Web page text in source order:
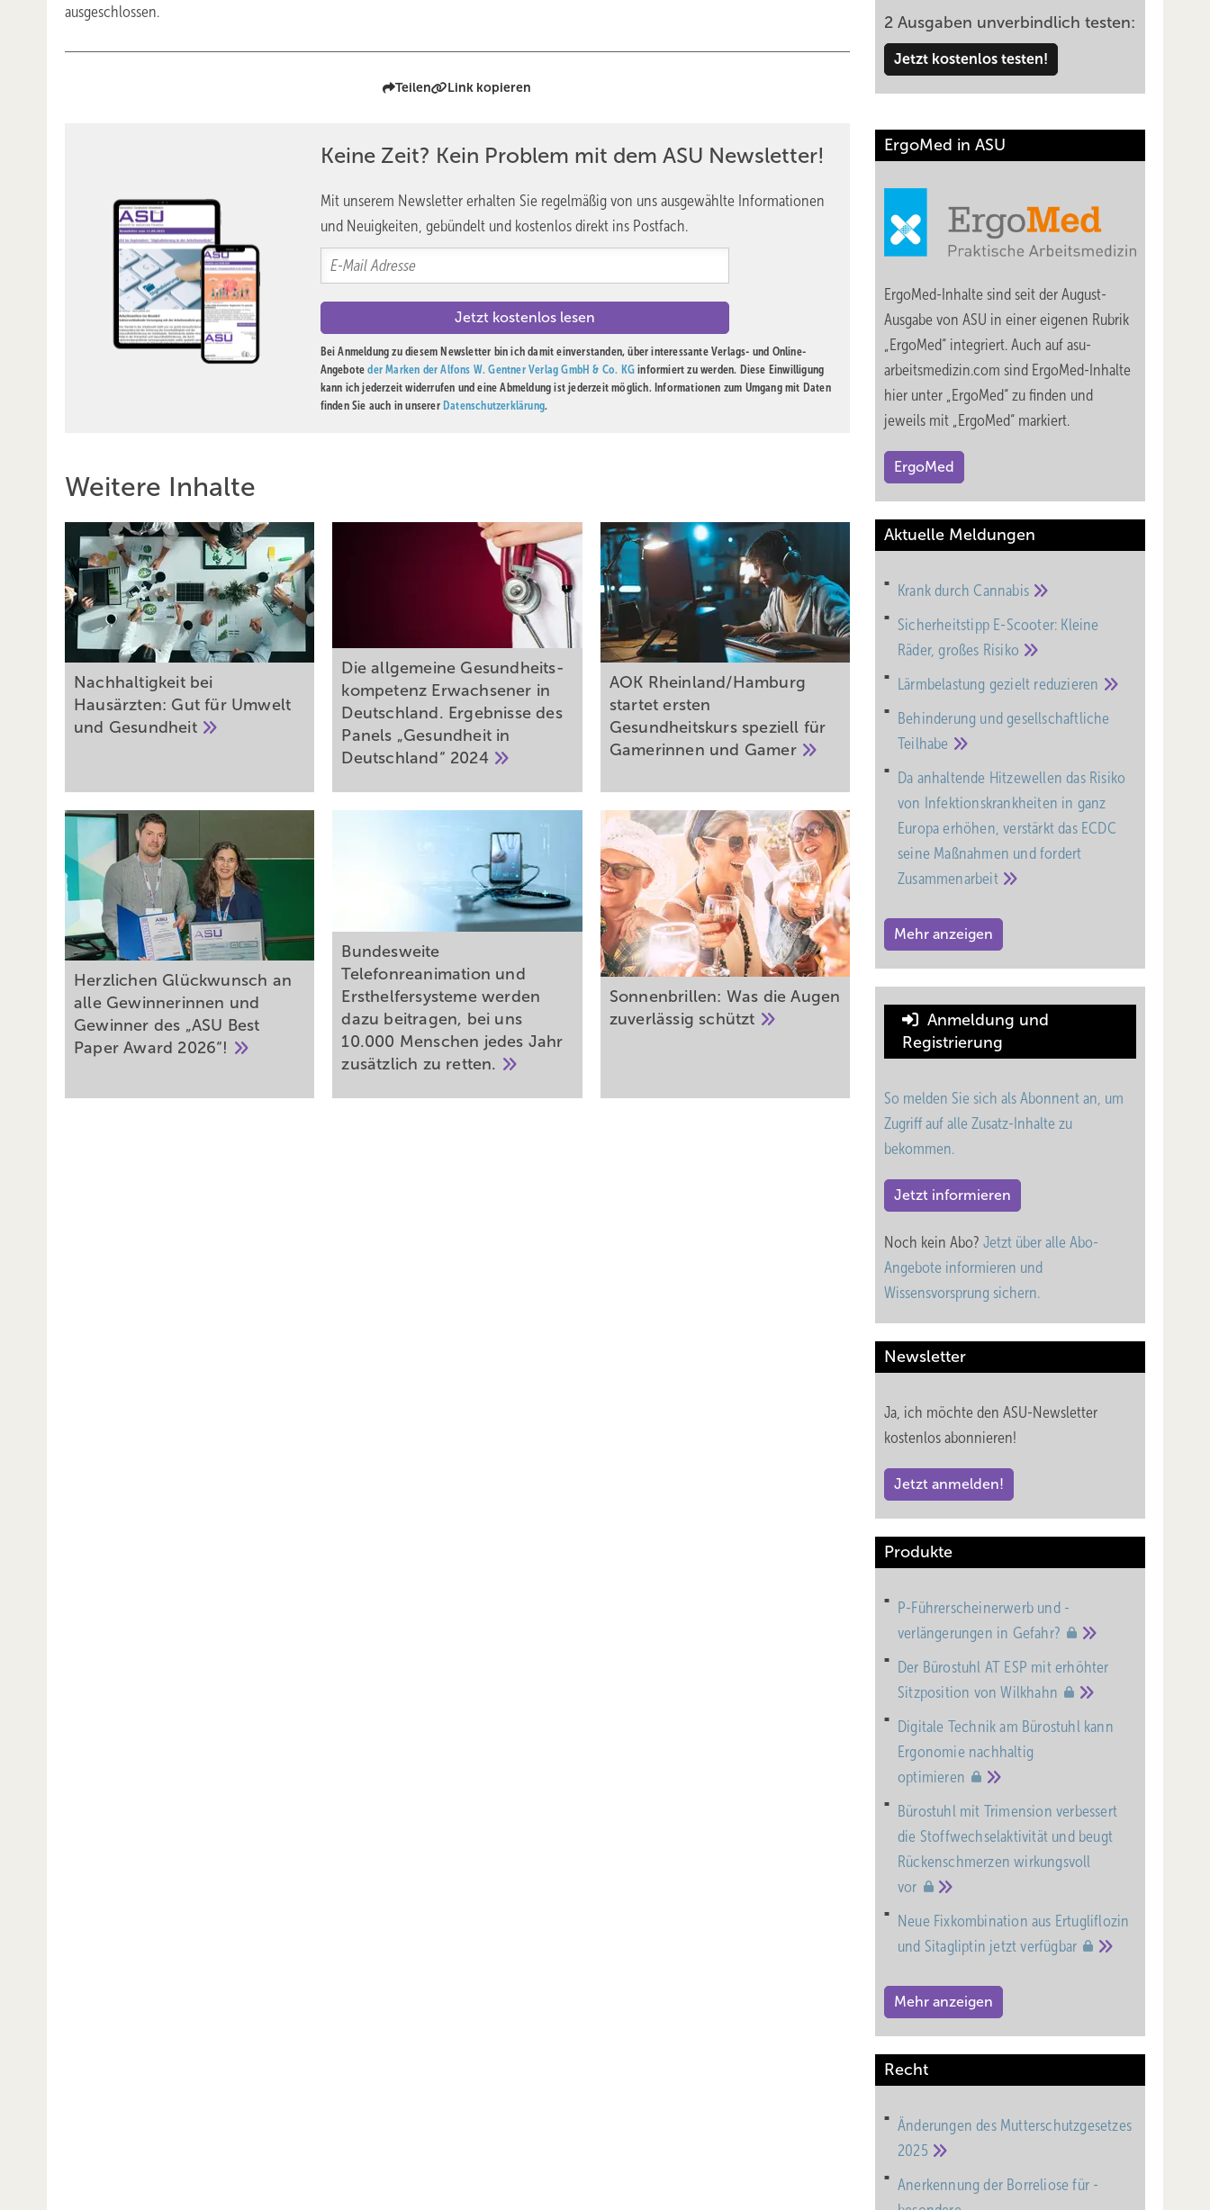
ausgeschlossen.
Teilen Link kopieren
Keine Zeit? Kein Problem mit dem ASU Newsletter!
Mit unserem Newsletter erhalten Sie regelmäßig von uns ausgewählte Informationen
und Neuigkeiten, gebündelt und kostenlos direkt ins Postfach.
Bei Anmeldung zu diesem Newsletter bin ich damit einverstanden, über interessante Verlags- und Online-
Angeboteder Marken der Alfons W. Gentner Verlag GmbH & Co. KG informiert zu werden. Diese Einwilligung
kann ich jederzeit widerrufen und eine Abmeldung ist jederzeit möglich. Informationen zum Umgang mit Daten
finden Sie auch in unserer Datenschutzerklärung.
Weitere Inhalte
Nachhaltigkeit bei
Hausärzten: Gut für Umwelt
und Gesundheit
Die allgemeine Gesundheits­
kompetenz Erwachsener in
Deutschland. Ergebnisse des
Panels „Gesundheit in
Deutschland“ 2024
AOK Rheinland/Hamburg
startet ersten
Gesundheitskurs speziell für
Gamerinnen und Gamer
Herzlichen Glückwunsch an
alle Gewinnerinnen und
Gewinner des „ASU Best
Paper Award 2026“!
Bundesweite
Telefonreanimation und
Ersthelfersysteme werden
dazu beitragen, bei uns
10.000 Menschen jedes Jahr
zusätzlich zu retten.
Sonnenbrillen: Was die Augen
zuverlässig schützt
2 Ausgaben unverbindlich testen:
Jetzt kostenlos testen!
ErgoMed in ASU
ErgoMed-Inhalte sind seit der August-
Ausgabe von ASU in einer eigenen Rubrik
„ErgoMed“ integriert. Auch auf asu-
arbeitsmedizin.com sind ErgoMed-Inhalte
hier unter „ErgoMed“ zu finden und
jeweils mit „ErgoMed“ markiert.
ErgoMed
Aktuelle Meldungen
Krank durchCannabis
Sicherheitstipp E-Scooter: Kleine
Räder, großes Risiko
Lärmbelastung gezielt reduzieren
Behinderung und gesell­schaft­liche
Teil­habe
Da anhaltende Hitzewellen das Risiko
von Infektionskrankheiten in ganz
Europa erhöhen, verstärkt das ECDC
seine Maßnahmen und fordert
Zusammenarbeit
Mehr anzeigen
Anmeldung und
Registrierung
So melden Sie sich als Abonnent an, um
Zugriff auf alle Zusatz-Inhalte zu
bekommen.
Jetzt informieren
Noch kein Abo? Jetzt über alle Abo-
Angebote informieren und
Wissensvorsprung sichern.
Newsletter
Ja, ich möchte den ASU-Newsletter
kostenlos abonnieren!
Jetzt anmelden!
Produkte
P-Führerscheinerwerb und -
verlängerungen in Gefahr?
Der Bürostuhl AT ESP mit erhöhter
Sitzposition vonWilkhahn
Digitale Technik am Bürostuhl kann
Ergonomie nachhaltig
optimieren
Bürostuhl mit Trimension verbessert
die Stoffwechselaktivität und beugt
Rückenschmerzen wirkungsvoll
vor
Neue Fixkombination aus Ertugliflozin
und Sitagliptin jetztverfügbar
Mehr anzeigen
Recht
Änderungen des Mutterschutz­gesetzes
2025
Anerkennung der Borreliose für ­